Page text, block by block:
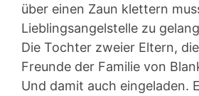
über einen Zaun klettern
Lieblingsangelstelle zu
Die Tochter zweier Eltern,
Freunde der Familie von
Und damit auch eingeladen.